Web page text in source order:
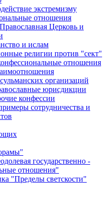
экстремизму
отношения
Церковь и
и ислам
религии против "сект"
отношения
организаций
юрисдикции
конфессии
сотрудничества и
государственно -
отношения"
"Пределы светскости"